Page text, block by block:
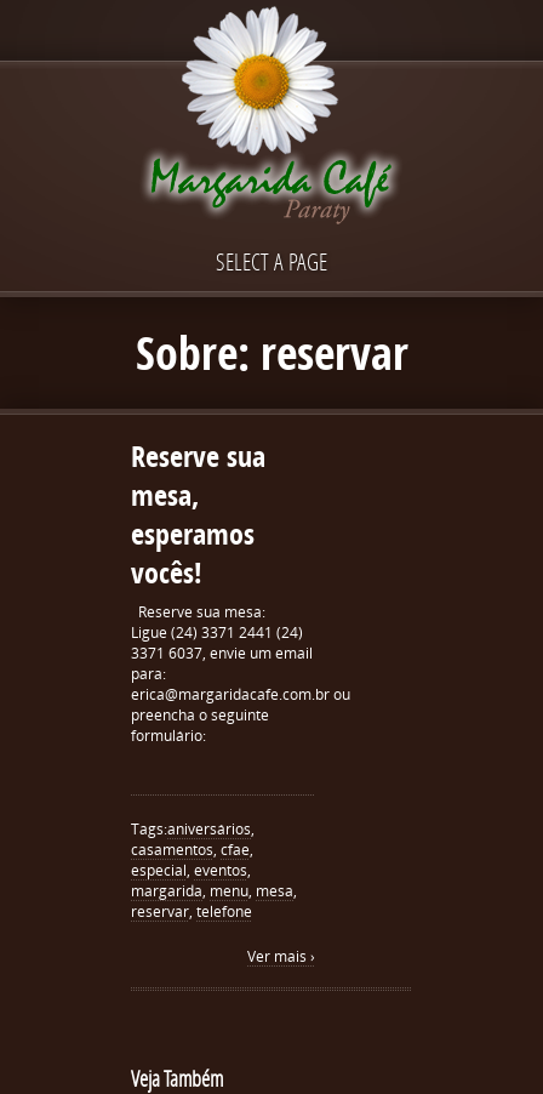
SELECT A PAGE
Sobre: reservar
Reserve sua
mesa,
esperamos
vocês!
Reserve sua mesa:
Ligue (24) 3371 2441 (24)
3371 6037, envie um email
para:
erica@margaridacafe.com.br ou
preencha o seguinte
formulário:
Tags:aniversários,
casamentos, cfae,
especial, eventos,
margarida, menu, mesa,
reservar, telefone
Ver mais ›
Veja Também